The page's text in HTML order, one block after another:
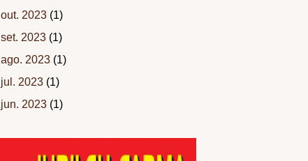
out. 2023(1)
set. 2023(1)
ago. 2023(1)
jul. 2023(1)
jun. 2023(1)